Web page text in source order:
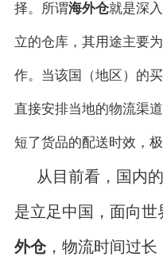
择。所谓海外仓就是深
立的仓库 ，其用途主要
作。当该国（地区） 的
直接安排当地的物流渠道
短了货品的配送时效 ，
从目前看，国内的
是立足中国，面向世
外仓，物流时间过长